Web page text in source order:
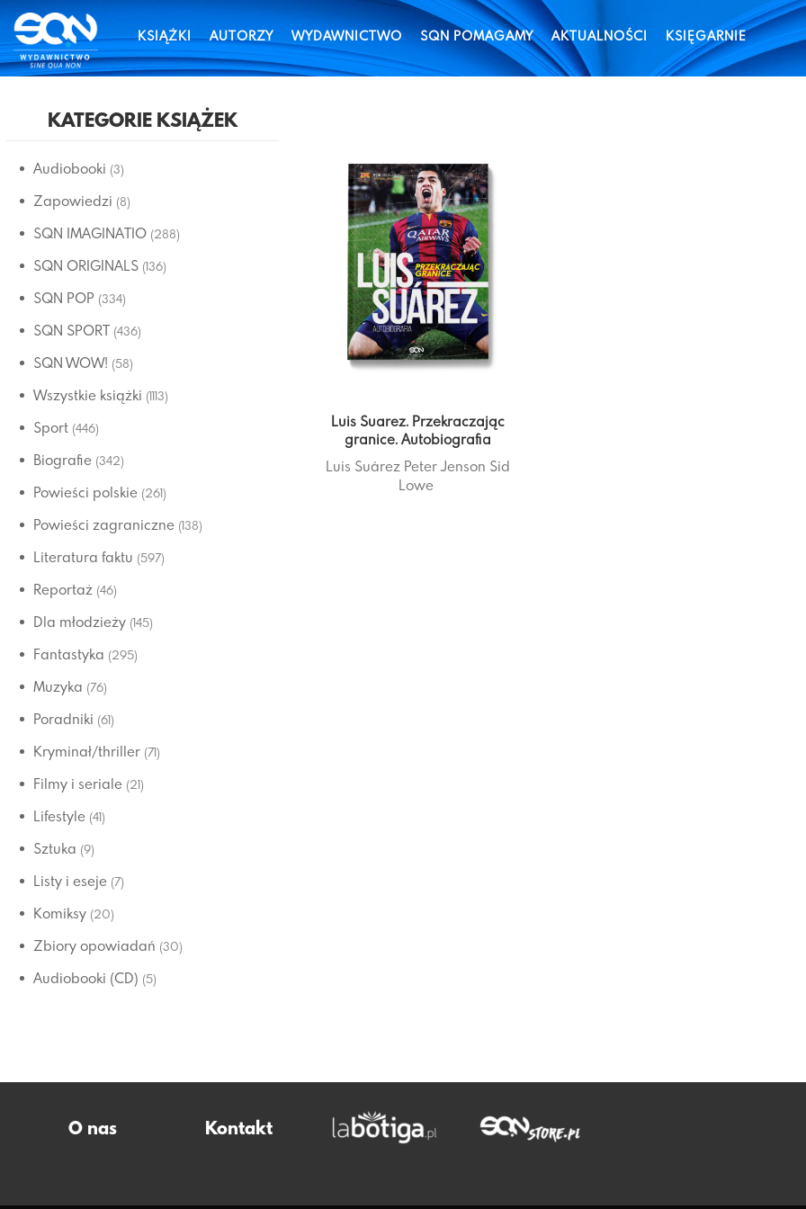
KSIĄŻKI AUTORZY WYDAWNICTWO SQN POMAGAMY AKTUALNOŚCI KSIĘGARNIE
KATEGORIE KSIĄŻEK
Audiobooki (3)
Zapowiedzi (8)
SQN IMAGINATIO (288)
SQN ORIGINALS (136)
SQN POP (334)
SQN SPORT (436)
SQN WOW! (58)
Wszystkie książki (1113)
Sport (446)
Biografie (342)
Powieści polskie (261)
Powieści zagraniczne (138)
Literatura faktu (597)
Reportaż (46)
Dla młodzieży (145)
Fantastyka (295)
Muzyka (76)
Poradniki (61)
Kryminał/thriller (71)
Filmy i seriale (21)
Lifestyle (41)
Sztuka (9)
Listy i eseje (7)
Komiksy (20)
Zbiory opowiadań (30)
Audiobooki (CD) (5)
Luis Suarez. Przekraczając
granice. Autobiografia
Luis Suárez Peter Jenson Sid
Lowe
O nas Kontakt